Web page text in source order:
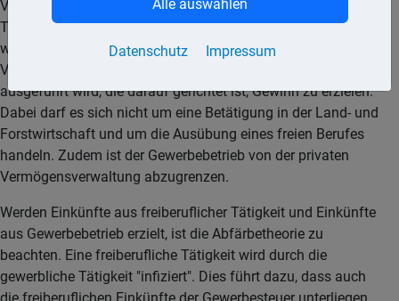
Von der selbstständigen Tätigkeit ist die gewerbliche
Tätigkeit abzugrenzen. Eine gewerbliche Tätigkeit liegt vor,
wenn unter Beteiligung am allgemeinen wirtschaftlichen
Verkehr eine selbstständige, nachhaltige Betätigung
ausgeführt wird, die darauf gerichtet ist, Gewinn zu erzielen.
Dabei darf es sich nicht um eine Betätigung in der Land- und
Forstwirtschaft und um die Ausübung eines freien Berufes
handeln. Zudem ist der Gewerbebetrieb von der privaten
Vermögensverwaltung abzugrenzen.
Werden Einkünfte aus freiberuflicher Tätigkeit und Einkünfte
aus Gewerbebetrieb erzielt, ist die Abfärbetheorie zu
beachten. Eine freiberufliche Tätigkeit wird durch die
gewerbliche Tätigkeit "infiziert". Dies führt dazu, dass auch
Datenschutz Impressum
Alle auswählen